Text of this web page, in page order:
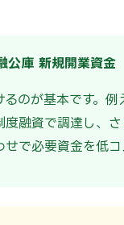
公庫 新規開業資金
のが基本です。
融資で調達し、
で必要資金を低